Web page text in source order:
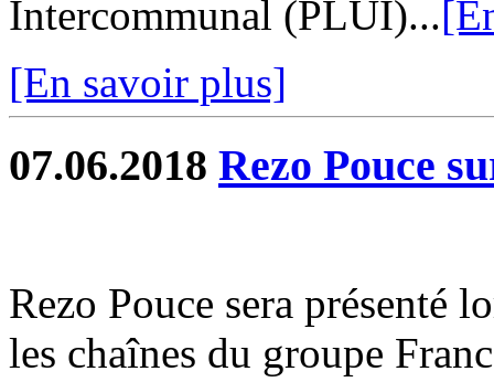
Intercommunal (PLUI)...
[En savoir plus]
07.06.2018 Rezo Pouce
Rezo Pouce sera présenté
les chaînes du groupe